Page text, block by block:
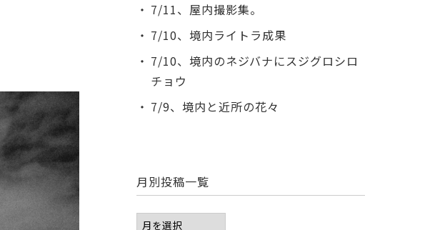
7/11、屋内撮影集。
7/10、境内ライトラ成果
7/10、境内のネジバナにスジグロシロ
チョウ
7/9、境内と近所の花々
月別投稿一覧